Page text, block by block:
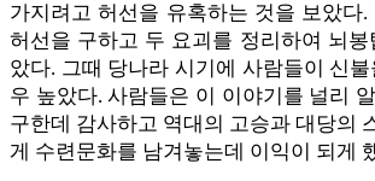
가지려고 허선을 유혹하는 것을 보았다.
허선을 구하고 두 요괴를 정리하여 뇌
았다. 그때 당나라 시기에 사람들이 신
우 높았다. 사람들은 이 이야기를 널리
구한데 감사하고 역대의 고승과 대당의
게 수련문화를 남겨놓는데 이익이 되게